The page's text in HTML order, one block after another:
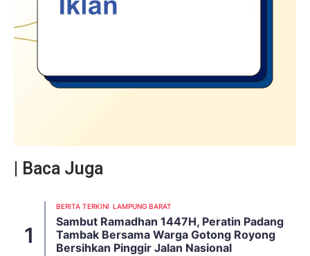
| Baca Juga
BERITA TERKINI LAMPUNG BARAT
Sambut Ramadhan 1447H, Peratin Padang
Tambak Bersama Warga Gotong Royong
Bersihkan Pinggir Jalan Nasional